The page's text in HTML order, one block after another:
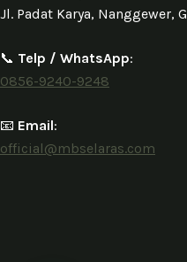
Jl. Padat Karya, Nanggewer,
📞 Telp / WhatsApp:
0856-9240-9248
📧 Email:
official@mbselaras.com